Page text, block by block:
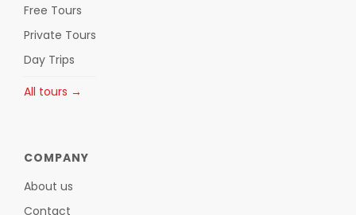
Free Tours
Private Tours
Day Trips
All tours →
COMPANY
About us
Contact